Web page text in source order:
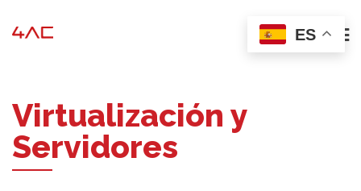
Virtualización y
Servidores
ES